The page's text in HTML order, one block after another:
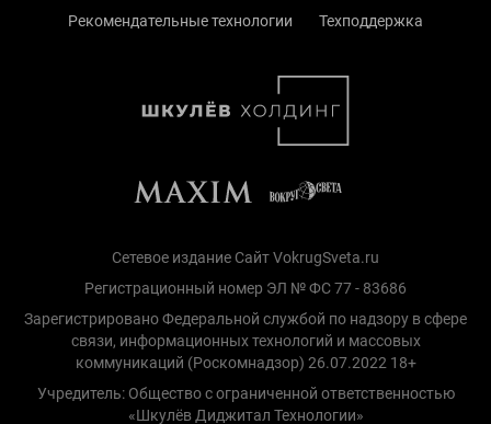
Рекомендательные технологии
Техподдержка
Сетевое издание Сайт VokrugSveta.ru
Регистрационный номер ЭЛ № ФС 77 - 83686
Зарегистрировано Федеральной службой по надзору в сфере
связи, информационных технологий и массовых
коммуникаций (Роскомнадзор) 26.07.2022 18+
Учредитель: Общество с ограниченной ответственностью
«Шкулёв Диджитал Технологии»